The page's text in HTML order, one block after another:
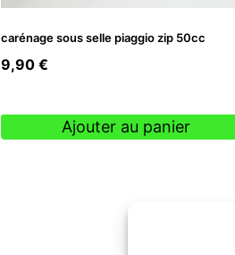
carénage sous selle piaggio zip 50cc
9,90 €
Ajouter au panier